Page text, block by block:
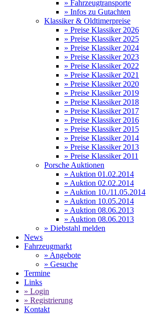
» Fahrzeugtransporte
» Infos zu Gutachten
Klassiker & Oldtimerpreise
» Preise Klassiker 2026
» Preise Klassiker 2025
» Preise Klassiker 2024
» Preise Klassiker 2023
» Preise Klassiker 2022
» Preise Klassiker 2021
» Preise Klassiker 2020
» Preise Klassiker 2019
» Preise Klassiker 2018
» Preise Klassiker 2017
» Preise Klassiker 2016
» Preise Klassiker 2015
» Preise Klassiker 2014
» Preise Klassiker 2013
» Preise Klassiker 2011
Porsche Auktionen
» Auktion 01.02.2014
» Auktion 02.02.2014
» Auktion 10./11.05.2014
» Auktion 10.05.2014
» Auktion 08.06.2013
» Auktion 08.06.2013
» Diebstahl melden
News
Fahrzeugmarkt
» Angebote
» Gesuche
Termine
Links
» Login
» Registrierung
Kontakt